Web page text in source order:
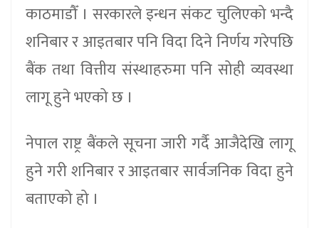
काठमाडौँ । सरकारले इन्धन संकट चुलिएको भन्दै
शनिबार र आइतबार पनि विदा दिने निर्णय गरेपछि
बैंक तथा वित्तीय संस्थाहरुमा पनि सोही व्यवस्था
लागू हुने भएको छ ।
नेपाल राष्ट्र बैंकले सूचना जारी गर्दै आजैदेखि लागू
हुने गरी शनिबार र आइतबार सार्वजनिक विदा हुने
बताएको हो ।